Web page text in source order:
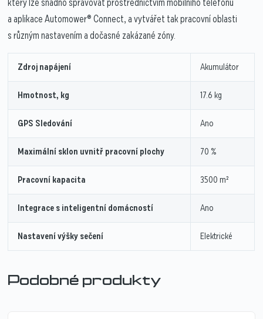
který lze snadno spravovat prostřednictvím mobilního telefonu
a aplikace Automower® Connect, a vytvářet tak pracovní oblasti
s různým nastavením a dočasné zakázané zóny.
Zdroj napájení Akumulátor
Hmotnost, kg 17.6 kg
GPS Sledování Ano
Maximální sklon uvnitř pracovní plochy 70 %
Pracovní kapacita 3500 m²
Integrace s inteligentní domácností Ano
Nastavení výšky sečení Elektrické
Podobné produkty